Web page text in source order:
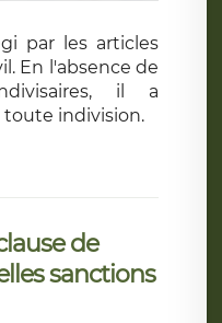
par les articles
En l'absence de
il a
toute indivision.
de
sanctions